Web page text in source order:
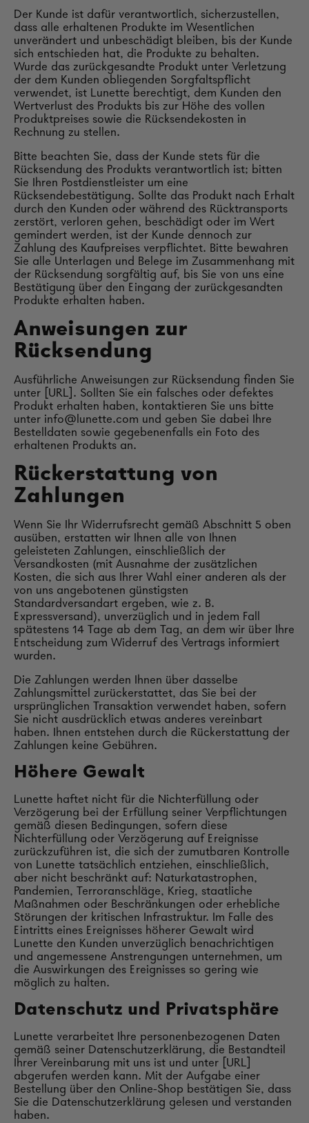
Der Kunde ist dafür verantwortlich, sicherzustellen,
dass alle erhaltenen Produkte im Wesentlichen
unverändert und unbeschädigt bleiben, bis der Kunde
sich entschieden hat, die Produkte zu behalten.
Wurde das zurückgesandte Produkt unter Verletzung
der dem Kunden obliegenden Sorgfaltspflicht
verwendet, ist Lunette berechtigt, dem Kunden den
Wertverlust des Produkts bis zur Höhe des vollen
Produktpreises sowie die Rücksendekosten in
Rechnung zu stellen.
Bitte beachten Sie, dass der Kunde stets für die
Rücksendung des Produkts verantwortlich ist; bitten
Sie Ihren Postdienstleister um eine
Rücksendebestätigung. Sollte das Produkt nach Erhalt
durch den Kunden oder während des Rücktransports
zerstört, verloren gehen, beschädigt oder im Wert
gemindert werden, ist der Kunde dennoch zur
Zahlung des Kaufpreises verpflichtet. Bitte bewahren
Sie alle Unterlagen und Belege im Zusammenhang mit
der Rücksendung sorgfältig auf, bis Sie von uns eine
Bestätigung über den Eingang der zurückgesandten
Produkte erhalten haben.
Anweisungen zur
Rücksendung
Ausführliche Anweisungen zur Rücksendung finden Sie
unter [URL]. Sollten Sie ein falsches oder defektes
Produkt erhalten haben, kontaktieren Sie uns bitte
unter info@lunette.com und geben Sie dabei Ihre
Bestelldaten sowie gegebenenfalls ein Foto des
erhaltenen Produkts an.
Rückerstattung von
Zahlungen
Wenn Sie Ihr Widerrufsrecht gemäß Abschnitt 5 oben
ausüben, erstatten wir Ihnen alle von Ihnen
geleisteten Zahlungen, einschließlich der
Versandkosten (mit Ausnahme der zusätzlichen
Kosten, die sich aus Ihrer Wahl einer anderen als der
von uns angebotenen günstigsten
Standardversandart ergeben, wie z. B.
Expressversand), unverzüglich und in jedem Fall
spätestens 14 Tage ab dem Tag, an dem wir über Ihre
Entscheidung zum Widerruf des Vertrags informiert
wurden.
Die Zahlungen werden Ihnen über dasselbe
Zahlungsmittel zurückerstattet, das Sie bei der
ursprünglichen Transaktion verwendet haben, sofern
Sie nicht ausdrücklich etwas anderes vereinbart
haben. Ihnen entstehen durch die Rückerstattung der
Zahlungen keine Gebühren.
Höhere Gewalt
Lunette haftet nicht für die Nichterfüllung oder
Verzögerung bei der Erfüllung seiner Verpflichtungen
gemäß diesen Bedingungen, sofern diese
Nichterfüllung oder Verzögerung auf Ereignisse
zurückzuführen ist, die sich der zumutbaren Kontrolle
von Lunette tatsächlich entziehen, einschließlich,
aber nicht beschränkt auf: Naturkatastrophen,
Pandemien, Terroranschläge, Krieg, staatliche
Maßnahmen oder Beschränkungen oder erhebliche
Störungen der kritischen Infrastruktur. Im Falle des
Eintritts eines Ereignisses höherer Gewalt wird
Lunette den Kunden unverzüglich benachrichtigen
und angemessene Anstrengungen unternehmen, um
die Auswirkungen des Ereignisses so gering wie
möglich zu halten.
Datenschutz und Privatsphäre
Lunette verarbeitet Ihre personenbezogenen Daten
gemäß seiner Datenschutzerklärung, die Bestandteil
Ihrer Vereinbarung mit uns ist und unter [URL]
abgerufen werden kann. Mit der Aufgabe einer
Bestellung über den Online-Shop bestätigen Sie, dass
Sie die Datenschutzerklärung gelesen und verstanden
haben.